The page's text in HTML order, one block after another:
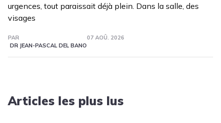
urgences, tout paraissait déjà plein. Dans la salle, des
visages
PAR
DR JEAN-PASCAL DEL BANO
07 AOÛ. 2026
Articles les plus lus